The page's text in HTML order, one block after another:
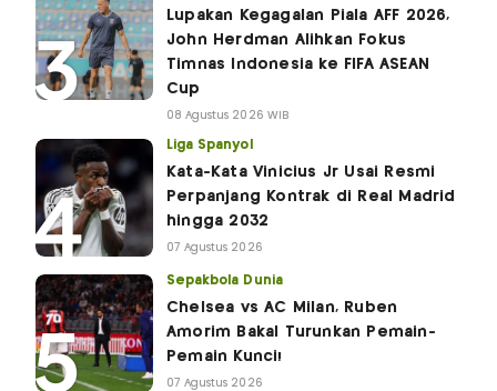
Lupakan Kegagalan Piala AFF 2026,
John Herdman Alihkan Fokus
Timnas Indonesia ke FIFA ASEAN
Cup
08 Agustus 2026 WIB
Liga Spanyol
Kata-Kata Vinicius Jr Usai Resmi
Perpanjang Kontrak di Real Madrid
hingga 2032
07 Agustus 2026
Sepakbola Dunia
Chelsea vs AC Milan, Ruben
Amorim Bakal Turunkan Pemain-
Pemain Kunci!
07 Agustus 2026